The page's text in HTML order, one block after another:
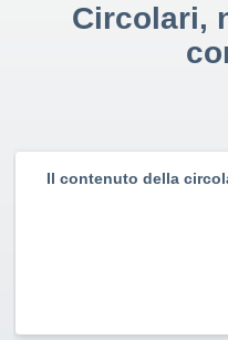
Circolari,
Il contenuto della